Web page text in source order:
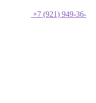
+7 (921) 949-36-